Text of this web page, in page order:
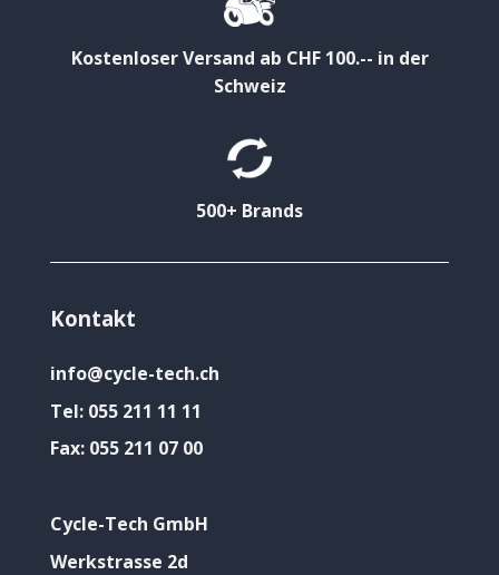
Kostenloser Versand ab CHF 100.-- in der
Schweiz
500+ Brands
Kontakt
info@cycle-tech.ch
Tel: 055 211 11 11
Fax: 055 211 07 00
Cycle-Tech GmbH
Werkstrasse 2d